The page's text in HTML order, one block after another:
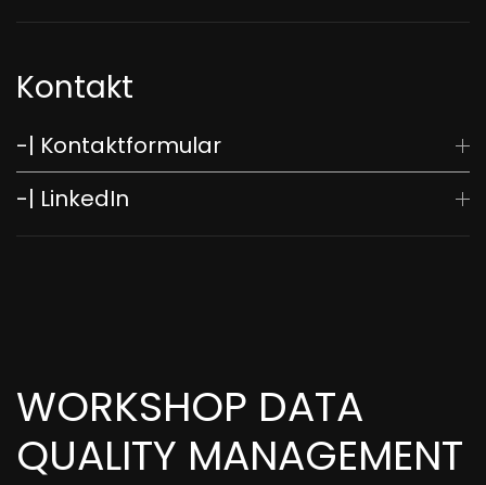
Kontakt
-| Kontaktformular
-| LinkedIn
WORKSHOP DATA
QUALITY MANAGEMENT